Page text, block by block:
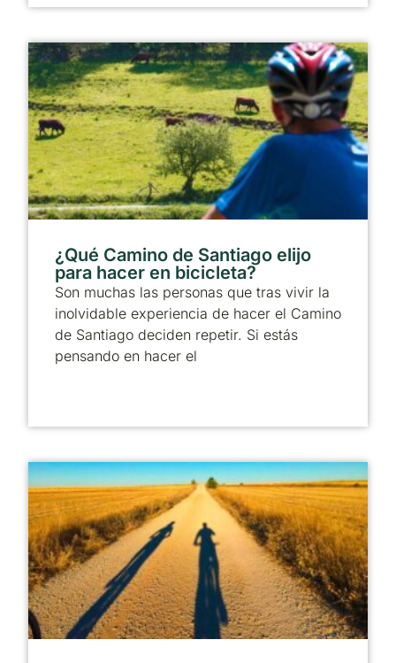
¿Qué Camino de Santiago elijo
para hacer en bicicleta?
Son muchas las personas que tras vivir la
inolvidable experiencia de hacer el Camino
de Santiago deciden repetir. Si estás
pensando en hacer el